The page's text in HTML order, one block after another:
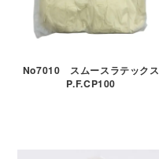
No7010 スムースラテックス
P.F.CP100